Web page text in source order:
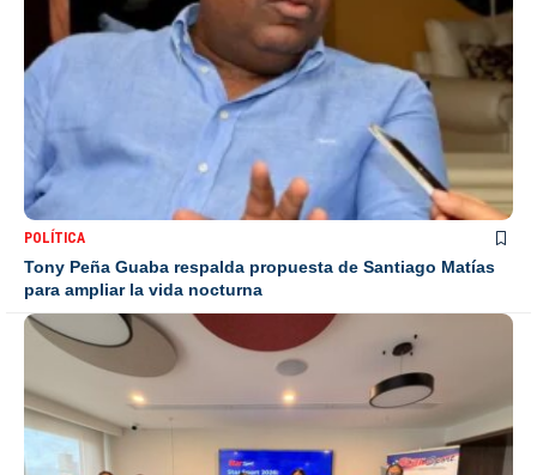
POLÍTICA
Tony Peña Guaba respalda propuesta de Santiago Matías
para ampliar la vida nocturna